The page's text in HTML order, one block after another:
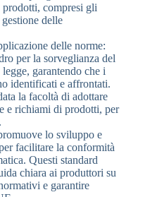
compresi gli
delle
delle norme:
per la sorveglianza del
garantendo che i
identificati e affrontati.
la facoltà di adottare
e richiami di prodotti, per
lo sviluppo e
facilitare la conformità
Questi standard
chiara ai produttori su
e garantire